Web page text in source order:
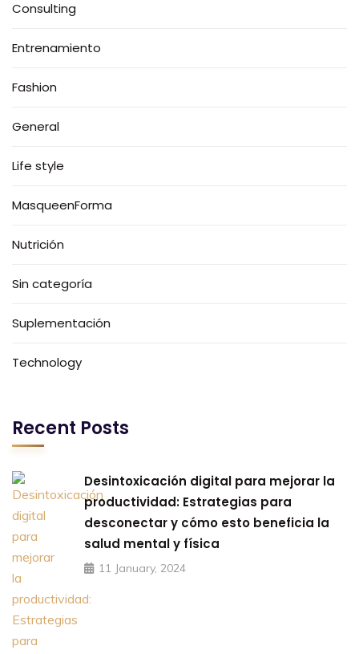
Consulting
Entrenamiento
Fashion
General
Life style
MasqueenForma
Nutrición
Sin categoría
Suplementación
Technology
Recent Posts
Desintoxicación digital para mejorar la
productividad: Estrategias para
desconectar y cómo esto beneficia la
salud mental y física
11 January, 2024